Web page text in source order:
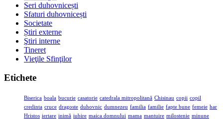
Seri duhovnicești
Sfaturi duhovnicești
Societate
Știri externe
Ştiri interne
Tineret
Vieţile Sfinţilor
Etichete
Biserica boala bucurie casatorie catedrala mitropolitană Chisinau copii copil
credinta cruce dragoste duhovnic dumnezeu familia familie fapte bune femeie har
Hristos iertare inimă iubire maica domnului mama mantuire milostenie minune